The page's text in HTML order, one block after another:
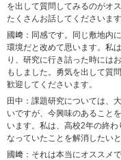
を出して質問してみるのがオ
たくさんお話してくださいます
國﨑：同感です。同じ敷地内
環境だと改めて思います。私
り、研究に行き詰った時には
もしました。勇気を出して質
歓迎してくださいます。
田中：課題研究については、
いですが、今興味のあること
います。私は、高校2年の終
なっていたことを解消したい
國﨑：それは本当にオススメ